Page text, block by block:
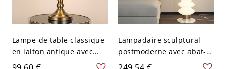
Lampe de table classique
en laiton antique avec
abat-jour en tissu pour un
Lampadaire sculptural
postmoderne avec abat-
jour en acrylique à globes